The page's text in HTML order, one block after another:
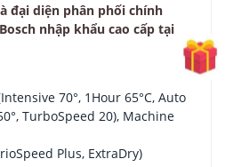
đại diện phân phối chính
nhập khẩu cao cấp tại
70°, 1Hour 65°C, Auto
TurboSpeed 20), Machine
Plus, ExtraDry)